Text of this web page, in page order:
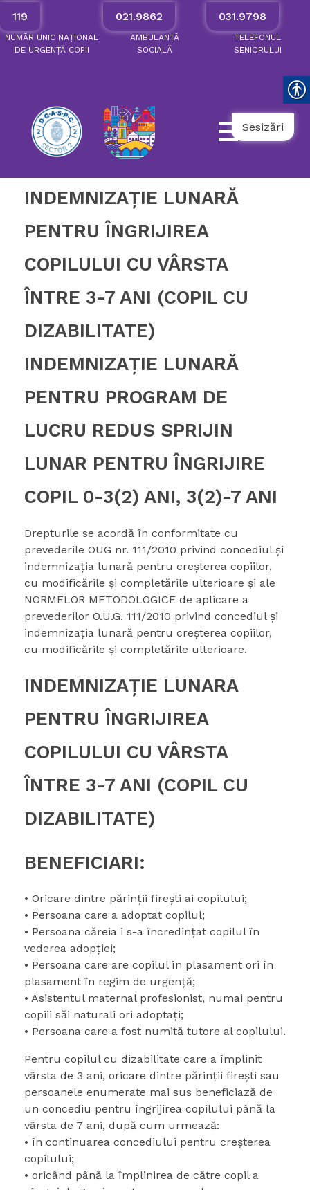
119
NUMĂR UNIC NAȚIONAL
DE URGENȚĂCOPII
021.9862
AMBULANȚĂ
SOCIALĂ
031.9798
TELEFONUL
SENIORULUI
Sesizări
INDEMNIZAŢIE LUNARĂ
PENTRU ÎNGRIJIREA
COPILULUI CU VÂRSTA
ÎNTRE 3-7 ANI (COPIL CU
DIZABILITATE)
INDEMNIZAŢIE LUNARĂ
PENTRU PROGRAM DE
LUCRU REDUS SPRIJIN
LUNAR PENTRU ÎNGRIJIRE
COPIL 0-3(2) ANI, 3(2)-7 ANI
Drepturile se acordă în conformitate cu
prevederile OUG nr. 111/2010 privind concediul şi
indemnizaţia lunară pentru creşterea copiilor,
cu modificările și completările ulterioare şi ale
NORMELOR METODOLOGICE de aplicare a
prevederilor O.U.G. 111/2010 privind concediul şi
indemnizaţia lunară pentru creşterea copiilor,
cu modificările și completările ulterioare.
INDEMNIZAŢIE LUNARA
PENTRU ÎNGRIJIREA
COPILULUI CU VÂRSTA
ÎNTRE 3-7 ANI (COPIL CU
DIZABILITATE)
BENEFICIARI:
• Oricare dintre părinţii fireşti ai copilului;
• Persoana care a adoptat copilul;
• Persoana căreia i s-a încredinţat copilul în
vederea adopţiei;
• Persoana care are copilul în plasament ori în
plasament în regim de urgenţă;
• Asistentul maternal profesionist, numai pentru
copiii săi naturali ori adoptați;
• Persoana care a fost numită tutore al copilului.
Pentru copilul cu dizabilitate care a împlinit
vârsta de 3 ani, oricare dintre părinţii fireşti sau
persoanele enumerate mai sus beneficiază de
un concediu pentru îngrijirea copilului până la
vârsta de 7 ani, după cum urmează:
• în continuarea concediului pentru creşterea
copilului;
• oricând până la împlinirea de către copil a